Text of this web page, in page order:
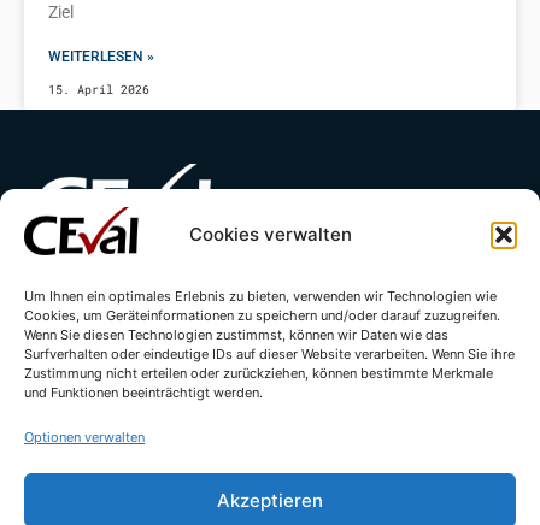
Cookies verwalten
Um Ihnen ein optimales Erlebnis zu bieten, verwenden wir Technologien wie
Cookies, um Geräteinformationen zu speichern und/oder darauf zuzugreifen.
Wenn Sie diesen Technologien zustimmst, können wir Daten wie das
Surfverhalten oder eindeutige IDs auf dieser Website verarbeiten. Wenn Sie ihre
Zustimmung nicht erteilen oder zurückziehen, können bestimmte Merkmale
und Funktionen beeinträchtigt werden.
Optionen verwalten
Akzeptieren
Ziel
WEITERLESEN »
15. April 2026
Kontakt Impressum Datenschutzerklärung
Cookie-Richtlinie (EU)